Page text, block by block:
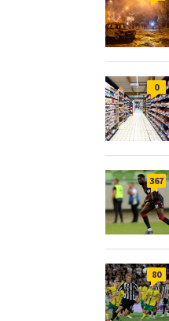
0
367
80